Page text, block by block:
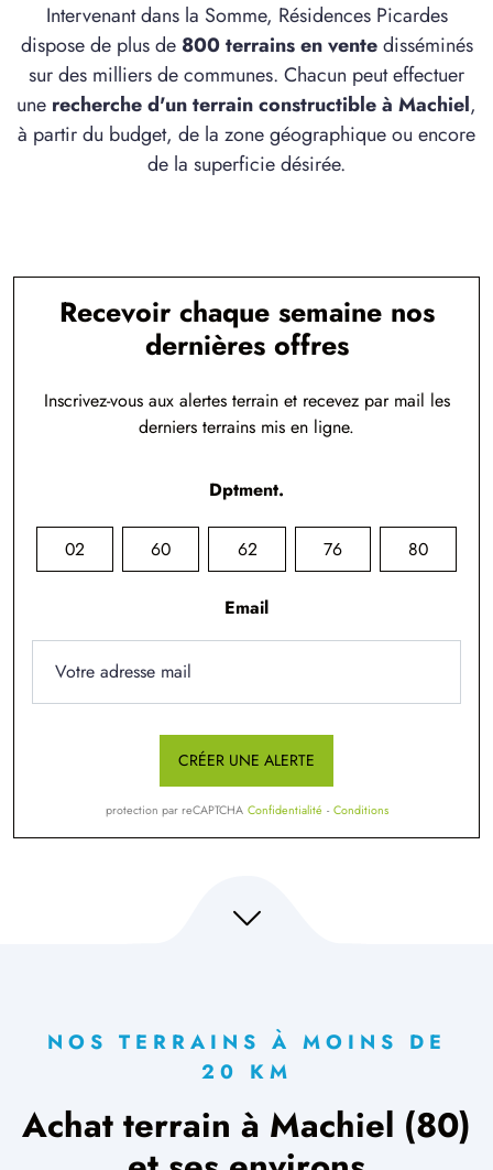
Intervenant dans la Somme, Résidences Picardes
dispose de plus de 800 terrains en ventedisséminés
sur des milliers de communes. Chacun peut effectuer
une recherche d'un terrain constructible à Machiel,
à partir du budget, de la zone géographique ou encore
de la superficie désirée.
Recevoir chaque semaine nos
dernières offres
Inscrivez-vous aux alertes terrain et recevez par mail les
derniers terrains mis en ligne.
Dptment.
02 60 62 76 80
Email
CRÉER UNE ALERTE
protection par reCAPTCHA Confidentialité - Conditions
NOS TERRAINS À MOINS DE
20 KM
Achat terrain à Machiel (80)